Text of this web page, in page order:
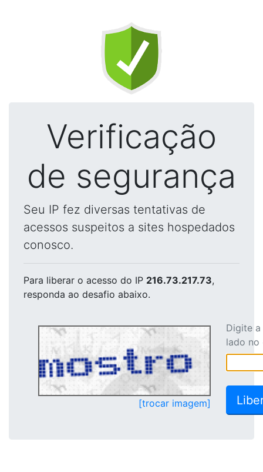
Verificação
de segurança
Seu IP fez diversas tentativas de
acessos suspeitos a sites hospedados
conosco.
Para liberar o acesso do IP 216.73.217.73,
responda ao desafio abaixo.
[trocar imagem]
Digite
lado no